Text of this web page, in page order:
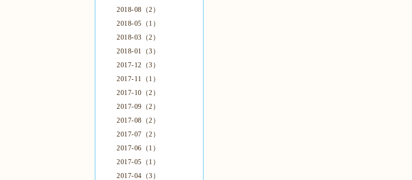
2018-08（2）
2018-05（1）
2018-03（2）
2018-01（3）
2017-12（3）
2017-11（1）
2017-10（2）
2017-09（2）
2017-08（2）
2017-07（2）
2017-06（1）
2017-05（1）
2017-04（3）